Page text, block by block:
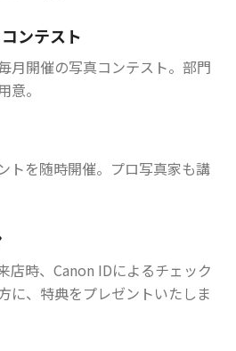
ンテスト
月開催の写真コンテスト。部門
意。
トを随時開催。プロ写真家も講
店時、Canon IDによるチェック
に、特典をプレゼントいたしま